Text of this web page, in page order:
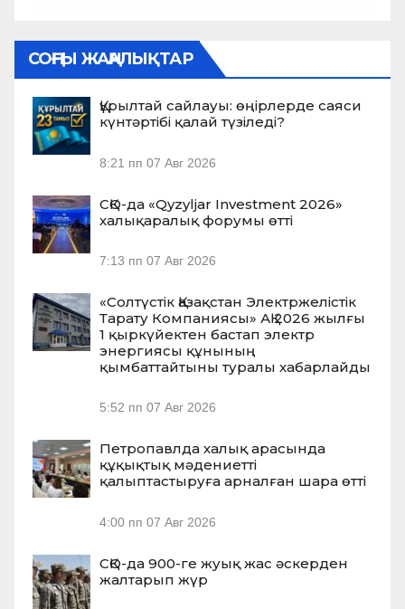
СОҢҒЫ ЖАҢАЛЫҚТАР
Құрылтай сайлауы: өңірлерде саяси
күнтәртібі қалай түзіледі?
8:21 пп 07 Авг 2026
СҚО-да «Qyzyljar Investment 2026»
халықаралық форумы өтті
7:13 пп 07 Авг 2026
«Солтүстік Қазақстан Электржелістік
Тарату Компаниясы» АҚ 2026 жылғы
1 қыркүйектен бастап электр
энергиясы құнының
қымбаттайтыны туралы хабарлайды
5:52 пп 07 Авг 2026
Петропавлда халық арасында
құқықтық мәдениетті
қалыптастыруға арналған шара өтті
4:00 пп 07 Авг 2026
СҚО-да 900-ге жуық жас әскерден
жалтарып жүр